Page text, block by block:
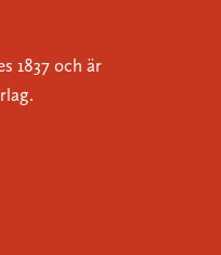
1837 och är